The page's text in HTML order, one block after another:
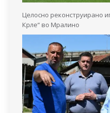
Целосно реконструирано
Крле“ во Мралино